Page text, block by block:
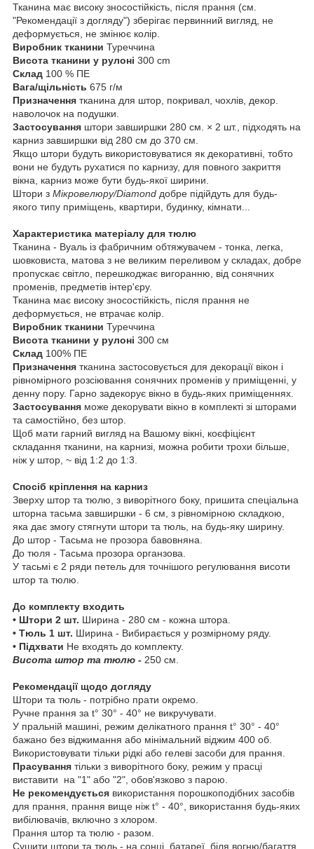
Тканина має високу зносостійкість, після прання (см.
"Рекомендації з догляду") зберігає первинний вигляд, не
деформується, не змінює колір.
Виробник тканини Туреччина
Висота тканини у рулоні 300 cm
Склад 100 % ПЕ
Вага/щільність 675 г/м
Призначення тканина для штор, покривал, чохлів, декор.
наволочок на подушки.
Застосування штори завширшки 280 см. × 2 шт., підходять на
карниз завширшки від 280 см до 370 см.
Якщо штори будуть використовуватися як декоративні, тобто
вони не будуть рухатися по карнизу, для повного закриття
вікна, карниз може бути будь-якої ширини.
Штори з Мікровелюру/Diamond добре підійдуть для будь-
якого типу приміщень, квартири, будинку, кімнати...
Характеристика матеріалу для тюлю
Тканина - Вуаль із фабричним обтяжувачем - тонка, легка,
шовковиста, матова з не великим переливом у складах, добре
пропускає світло, перешкоджає вигоранню, від сонячних
променів, предметів інтер'єру.
Тканина має високу зносостійкість, після прання не
деформується, не втрачає колір.
Виробник тканини Туреччина
Висота тканини у рулоні 300 см
Склад 100% ПЕ
Призначення тканина застосовується для декорації вікон і
рівномірного розсіювання сонячних променів у приміщенні, у
денну пору. Гарно задекорує вікно в будь-яких приміщеннях.
Застосування може декорувати вікно в комплекті зі шторами
та самостійно, без штор.
Щоб мати гарний вигляд на Вашому вікні, коєфіцієнт
складання тканини, на карнизі, можна робити трохи більше,
ніж у штор, ~ від 1:2 до 1:3.
Спосіб кріплення на карниз
Зверху штор та тюлю, з виворітного боку, пришита спеціальна
шторна тасьма завширшки - 6 см, з рівномірною складкою,
яка дає змогу стягнути штори та тюль, на будь-яку ширину.
До штор - Тасьма не прозора бавовняна.
До тюля - Тасьма прозора органзова.
У тасьмі є 2 ряди петель для точнішого регулювання висоти
штор та тюлю.
До комплекту входить
• Штори 2 шт. Ширина - 280 см - кожна штора.
• Тюль 1 шт. Ширина - Вибирається у розмірному ряду.
• Підхвати Не входять до комплекту.
Висота штор та тюлю - 250 см.
Рекомендації щодо догляду
Штори та тюль - потрібно прати окремо.
Ручне прання за t° 30° - 40° не викручувати.
У пральній машині, режим делікатного прання t° 30° - 40°
бажано без віджимання або мінімальний віджим 400 об.
Використовувати тільки рідкі або гелеві засоби для прання.
Прасування тільки з виворітного боку, режим у прасці
виставити на "1" або "2", обов'язково з парою.
Не рекомендується використання порошкоподібних засобів
для прання, прання вище ніж t° - 40°, використання будь-яких
вибілювачів, включно з хлором.
Прання штор та тюлю - разом.
Сушити штори та тюль - на сонці, батареї, біля вогню/багаття,